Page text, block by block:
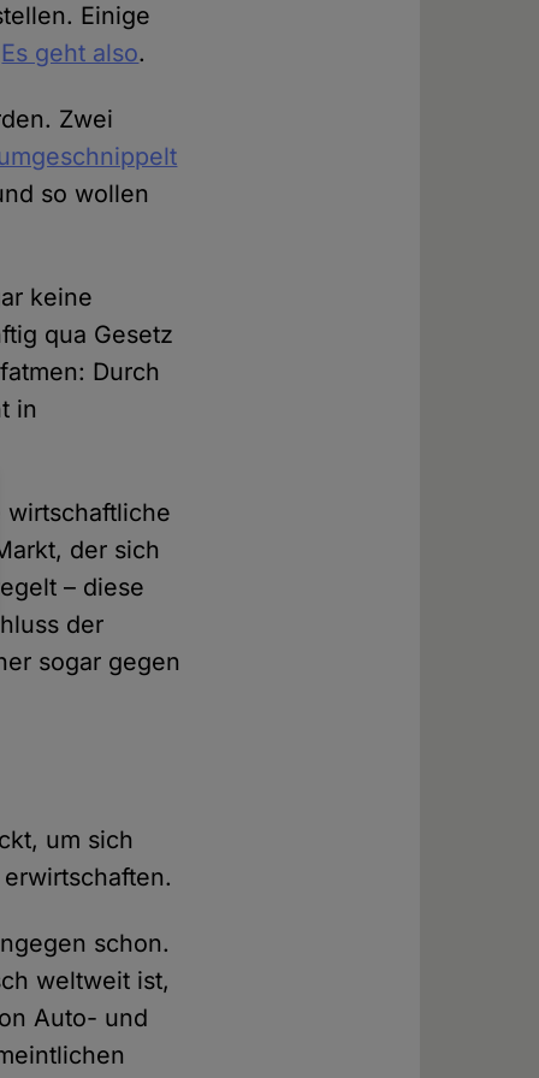
Einige
Es geht also.
Zwei
so wollen
keine
qua Gesetz
Durch
in
der sich
– diese
der
sogar gegen
um sich
schon.
weltweit ist,
Auto- und